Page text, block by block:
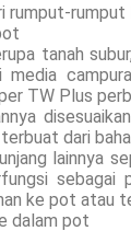
rumput-rumput
tanah
TW Plus
dari
lainnya
sebagai
ke pot atau
dalam pot